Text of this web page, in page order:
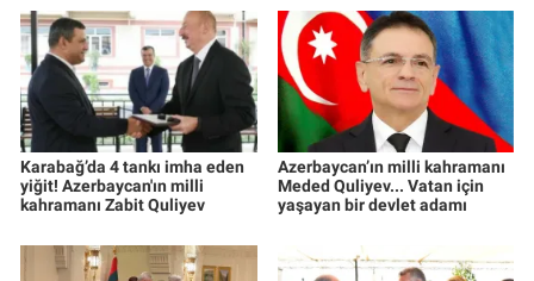
Karabağ’da 4 tankı imha eden
yiğit! Azerbaycan'ın milli
kahramanı Zabit Quliyev
Azerbaycan’ın milli kahramanı
Meded Quliyev... Vatan için
yaşayan bir devlet adamı